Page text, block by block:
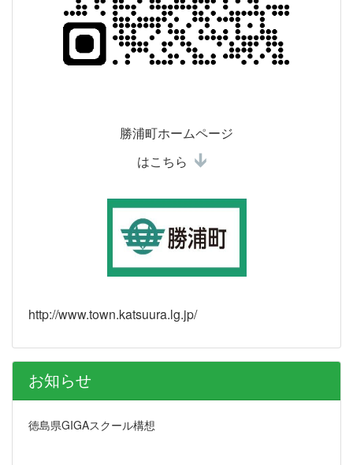
勝浦町ホームページ
はこちら
http://www.town.katsuura.lg.jp/
お知らせ
徳島県GIGAスクール構想